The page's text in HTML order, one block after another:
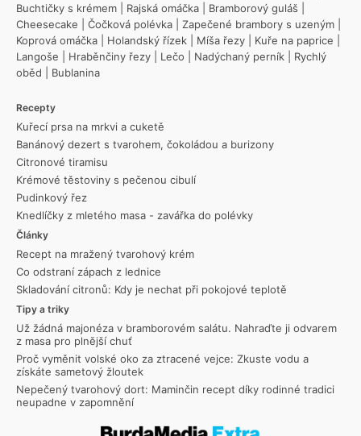
Buchtičky s krémem
Rajská omáčka Bramborový guláš
Cheesecake
Čočková polévka Zapečené brambory s uzeným
Koprová omáčka
Holandský řízek Míša řezy Kuře na paprice
Langoše
Hraběnčiny řezy Lečo Nadýchaný perník
Rychlý
oběd
Bublanina
Recepty
Kuřecí prsa na mrkvi a cuketě
Banánový dezert s tvarohem, čokoládou a burizony
Citronové tiramisu
Krémové těstoviny s pečenou cibulí
Pudinkový řez
Knedlíčky z mletého masa - zavářka do polévky
Články
Recept na mražený tvarohový krém
Co odstraní zápach z lednice
Skladování citronů: Kdy je nechat při pokojové teplotě
Tipy a triky
Už žádná majonéza v bramborovém salátu. Nahraďte ji odvarem
z masa pro plnější chuť
Proč vyměnit volské oko za ztracené vejce: Zkuste vodu a
získáte sametový žloutek
Nepečený tvarohový dort: Maminčin recept díky rodinné tradici
neupadne v zapomnění